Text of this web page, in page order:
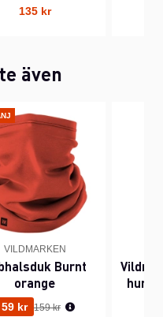
135 kr
även
VILDMARKEN
Burnt
orange
59 kr Ordinarie pris:
159 kr